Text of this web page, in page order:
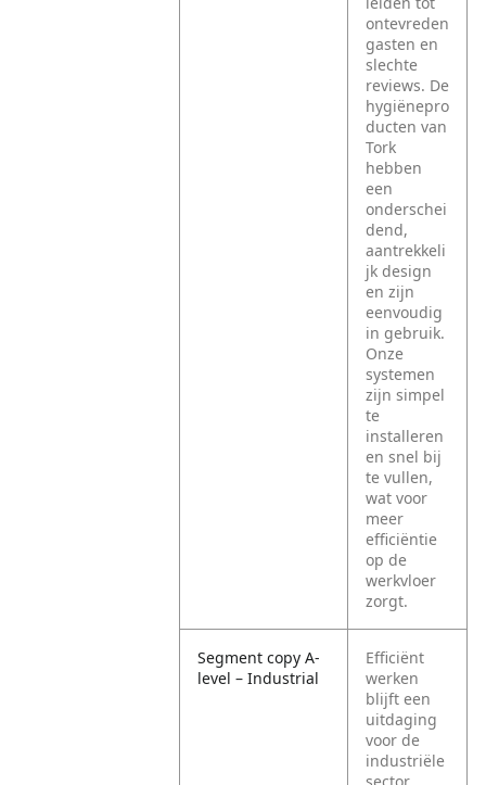
ontevreden
gasten en
slechte
reviews. De
hygiënepro
ducten van
Tork
hebben
een
onderschei
dend,
aantrekkeli
jk design
en zijn
eenvoudig
in gebruik.
Onze
systemen
zijn simpel
te
installeren
en snel bij
te vullen,
wat voor
meer
efficiëntie
op de
werkvloer
zorgt.
Segment copy A-
level – Industrial
Efficiënt
werken
blijft een
uitdaging
voor de
industriële